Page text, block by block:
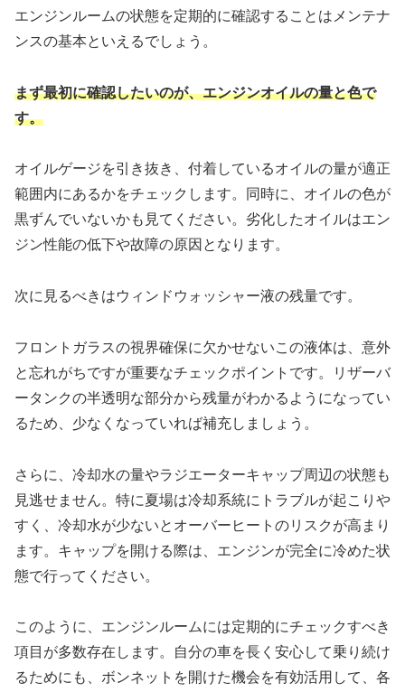
エンジンルームの状態を定期的に確認することはメンテナ
ンスの基本といえるでしょう。
まず最初に確認したいのが、エンジンオイルの量と色で
す。
オイルゲージを引き抜き、付着しているオイルの量が適正
範囲内にあるかをチェックします。同時に、オイルの色が
黒ずんでいないかも見てください。劣化したオイルはエン
ジン性能の低下や故障の原因となります。
次に見るべきはウィンドウォッシャー液の残量です。
フロントガラスの視界確保に欠かせないこの液体は、意外
と忘れがちですが重要なチェックポイントです。リザーバ
ータンクの半透明な部分から残量がわかるようになってい
るため、少なくなっていれば補充しましょう。
さらに、冷却水の量やラジエーターキャップ周辺の状態も
見逃せません。特に夏場は冷却系統にトラブルが起こりや
すく、冷却水が少ないとオーバーヒートのリスクが高まり
ます。キャップを開ける際は、エンジンが完全に冷めた状
態で行ってください。
このように、エンジンルームには定期的にチェックすべき
項目が多数存在します。自分の車を長く安心して乗り続け
るためにも、ボンネットを開けた機会を有効活用して、各